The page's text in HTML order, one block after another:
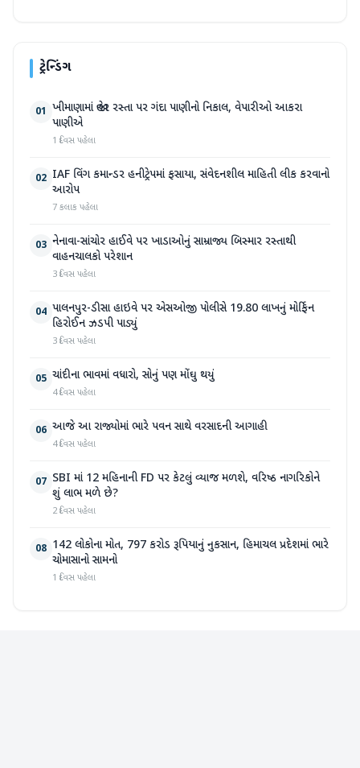
ટ્રેન્ડિંગ
01 ખીમાણામાં જાહેર રસ્તા પર ગંદા પાણીનો નિકાલ, વેપારીઓ આકરા
પાણીએ
1 દિવસ પહેલા
02 IAF વિંગ કમાન્ડર હનીટ્રેપમાં ફસાયા, સંવેદનશીલ માહિતી લીક કરવાનો
આરોપ
7 કલાક પહેલા
03 નેનાવા-સાંચોર હાઈવે પર ખાડાઓનું સામ્રાજ્ય બિસ્માર રસ્તાથી
વાહનચાલકો પરેશાન
3 દિવસ પહેલા
04 પાલનપુર-ડીસા હાઇવે પર એસઓજી પોલીસે 19.80 લાખનું મોર્ફિન
હિરોઈન ઝડપી પાડ્યું
3 દિવસ પહેલા
05 ચાંદીના ભાવમાં વધારો, સોનું પણ મોંઘુ થયું
4 દિવસ પહેલા
06 આજે આ રાજ્યોમાં ભારે પવન સાથે વરસાદની આગાહી
4 દિવસ પહેલા
07 SBI માં 12 મહિનાની FD પર કેટલું વ્યાજ મળશે, વરિષ્ઠ નાગરિકોને
શું લાભ મળે છે?
2 દિવસ પહેલા
08 142 લોકોના મોત, 797 કરોડ રૂપિયાનું નુકસાન, હિમાચલ પ્રદેશમાં ભારે
ચોમાસાનો સામનો
1 દિવસ પહેલા